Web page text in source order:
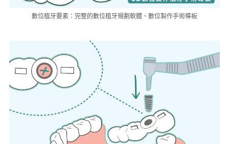
數位植牙要素：完整的數位植牙規劃軟體、數位製作手術導板